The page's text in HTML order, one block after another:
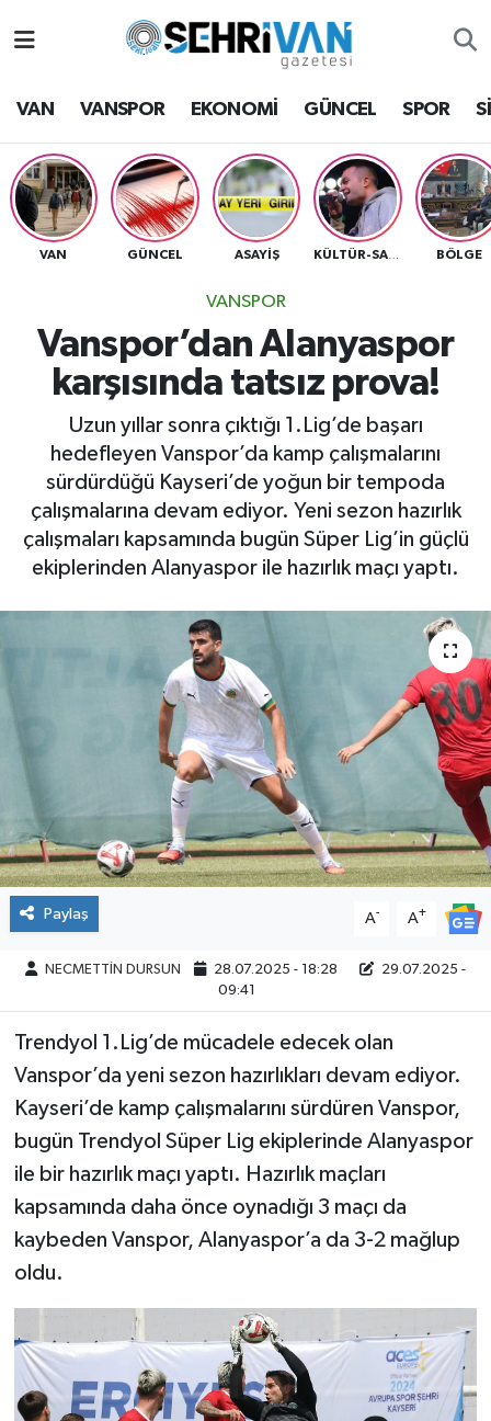
VAN VANSPOR EKONOMİ GÜNCEL SPOR
VAN GÜNCEL ASAYİŞ BÖLGE
VANSPOR
Vanspor’dan Alanyaspor
karşısında tatsız prova!
Uzun yıllar sonra çıktığı 1.Lig’de başarı
hedefleyen Vanspor’da kamp çalışmalarını
sürdürdüğü Kayseri’de yoğun bir tempoda
çalışmalarına devam ediyor. Yeni sezon hazırlık
çalışmaları kapsamında bugün Süper Lig’in güçlü
ekiplerinden Alanyaspor ile hazırlık maçı yaptı.
Paylaş A- A+
NECMETTİN DURSUN 28.07.2025 - 18:28
29.07.2025 -
09:41
Trendyol 1.Lig’de mücadele edecek olan
Vanspor’da yeni sezon hazırlıkları devam ediyor.
Kayseri’de kamp çalışmalarını sürdüren Vanspor,
bugün Trendyol Süper Lig ekiplerinde Alanyaspor
ile bir hazırlık maçı yaptı. Hazırlık maçları
kapsamında daha önce oynadığı 3 maçı da
kaybeden Vanspor, Alanyaspor’a da 3-2 mağlup
oldu.
Van Hava Durumu
VAN Namaz Vakitleri
Van Trafik Yoğunluk Haritası
Süper Lig Puan Durumu ve Fikstür
Tüm Manşetler
Son Dakika Haberleri
Haber Arşivi